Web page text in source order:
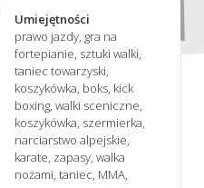
Umiejętności
prawo jazdy, gra na
fortepianie, sztuki walki,
taniec towarzyski,
koszykówka, boks, kick
boxing, walki sceniczne,
koszykówka, szermierka,
narciarstwo alpejskie,
karate, zapasy, walka
nożami, taniec, MMA,